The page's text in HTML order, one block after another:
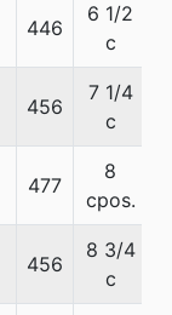
446
6 1/2
c
456
7 1/4
c
477
8
cpos.
456
8 3/4
c